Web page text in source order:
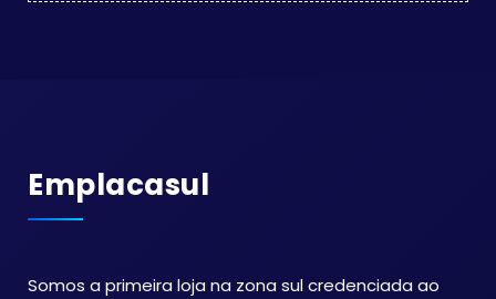
Emplacasul
Somos a primeira loja na zona sul credenciada ao